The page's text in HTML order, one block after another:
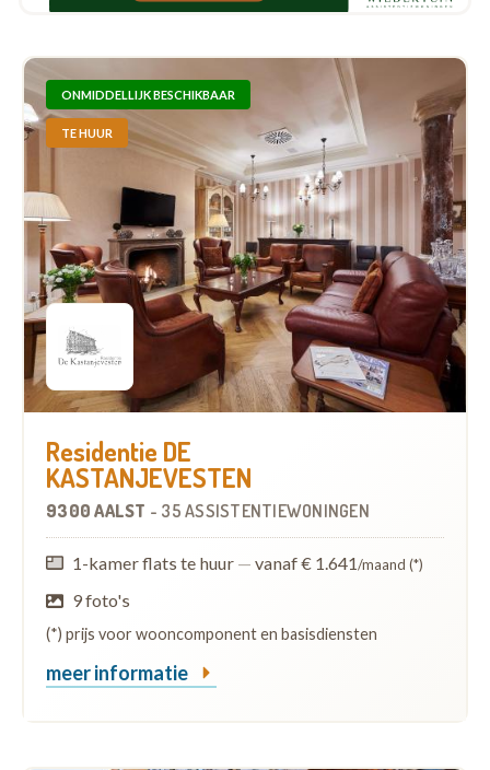
ONMIDDELLIJK BESCHIKBAAR
TE HUUR
Residentie DE
KASTANJEVESTEN
9300 AALST - 35 ASSISTENTIEWONINGEN
1-kamer flats te huur — vanaf € 1.641/maand (*)
9 foto's
(*) prijs voor wooncomponent en basisdiensten
meer informatie